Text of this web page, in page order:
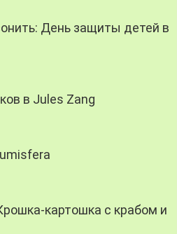
День защиты детей в
в Jules Zang
картошка с крабом и